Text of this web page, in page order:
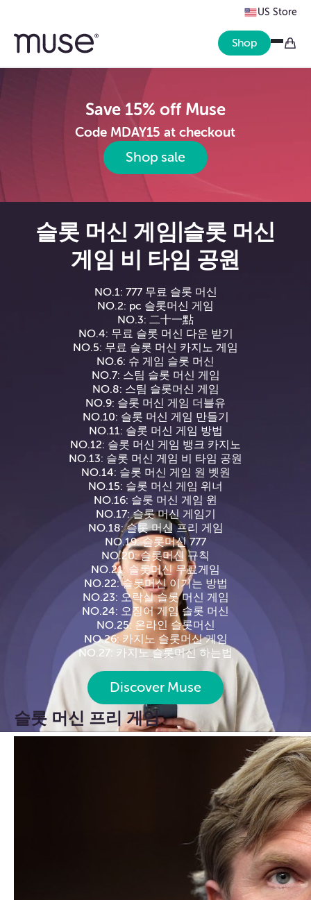
US Store
Shop
Save 15% off Muse
Code MDAY15 at checkout
Shop sale
슬롯 머신 게임|슬롯 머신
게임 비 타임 공원
NO.1: 777 무료 슬롯 머신
NO.2: pc 슬롯머신 게임
NO.3: 二十一點
NO.4: 무료 슬롯 머신 다운 받기
NO.5: 무료 슬롯 머신 카지노 게임
NO.6: 슈 게임 슬롯 머신
NO.7: 스팀 슬롯 머신 게임
NO.8: 스팀 슬롯머신 게임
NO.9: 슬롯 머신 게임 더블유
NO.10: 슬롯 머신 게임 만들기
NO.11: 슬롯 머신 게임 방법
NO.12: 슬롯 머신 게임 뱅크 카지노
NO.13: 슬롯 머신 게임 비 타임 공원
NO.14: 슬롯 머신 게임 원 벳원
NO.15: 슬롯 머신 게임 위너
NO.16: 슬롯 머신 게임 윈
NO.17: 슬롯 머신 게임기
NO.18: 슬롯 머신 프리 게임
NO.19: 슬롯머신 777
NO.20: 슬롯머신 규칙
NO.21: 슬롯머신 무료게임
NO.22: 슬롯머신 이기는 방법
NO.23: 오락실 슬롯 머신 게임
NO.24: 오징어 게임 슬롯 머신
NO.25: 온라인 슬롯머신
NO.26: 카지노 슬롯머신 게임
NO.27: 카지노 슬롯머신 하는법
Discover Muse
슬롯 머신 프리 게임